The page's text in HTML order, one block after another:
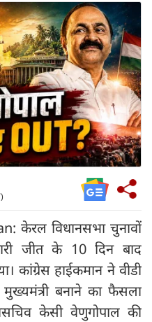
केरल विधानसभा चुनावों
जीत के 10 दिन बाद
कांग्रेस हाईकमान ने वीडी
बनाने का फैसला
केसी वेणुगोपाल की